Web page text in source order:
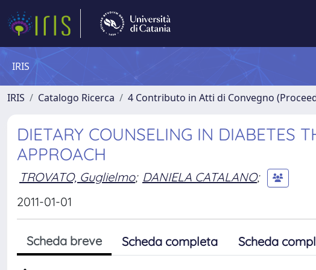
IRIS
IRIS Catalogo Ricerca 4 Contributo in Atti di Convegno
DIETARY COUNSELING IN DIABETES
APPROACH
TROVATO, Guglielmo; DANIELA CATALANO;
2011-01-01
Scheda breve Scheda completa Scheda